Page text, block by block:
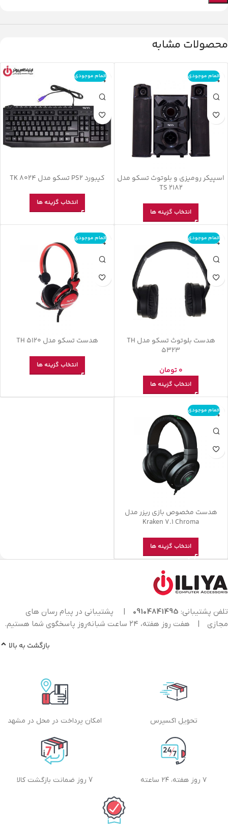
محصولات مشابه
اتمام موجودی
اسپیکر رومیزی و بلوتوث تسکو مدل
TS 2182
انتخاب گزینه ها
اتمام موجودی
کیبورد PS2 تسکو مدل TK 8024
انتخاب گزینه ها
اتمام موجودی
هدست بلوتوث تسکو مدل TH
5323
0تومان
انتخاب گزینه ها
اتمام موجودی
هدست تسکو مدل TH 5120
انتخاب گزینه ها
اتمام موجودی
هدست مخصوص بازی ریزر مدل
Kraken 7.1 Chroma
انتخاب گزینه ها
تلفن پشتیبانی: 09104841495
|
پشتیبانی در پیام رسان های
مجازی
| هفت روز هفته، ۲۴ ساعت شبانه‌روز پاسخگوی شما هستیم.
بازگشت به بالا
تحویل اکسپرس امکان پرداخت در محل در مشهد
۷ روز هفته، ۲۴ ساعته 7 روز ضمانت بازگشت کالا